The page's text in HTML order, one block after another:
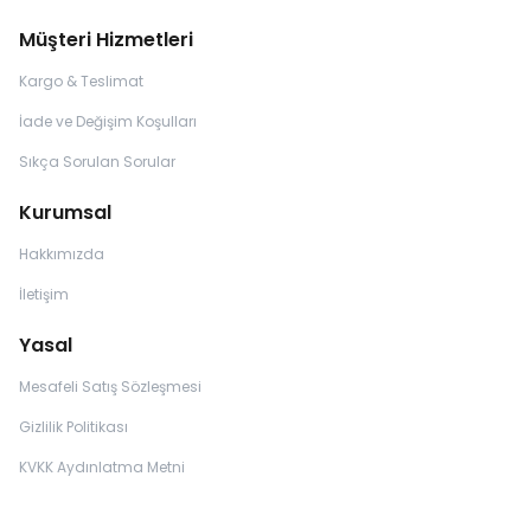
Müşteri Hizmetleri
Kargo & Teslimat
İade ve Değişim Koşulları
Sıkça Sorulan Sorular
Kurumsal
Hakkımızda
İletişim
Yasal
Mesafeli Satış Sözleşmesi
Gizlilik Politikası
KVKK Aydınlatma Metni